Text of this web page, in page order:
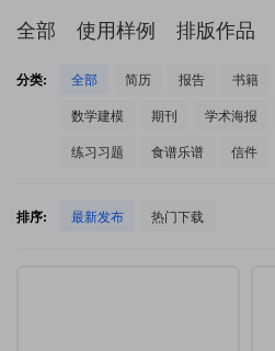
全部 使用样例 排版作品
分类: 全部 简历 报告 书籍
数学建模
期刊 学术海报
练习习题
食谱乐谱 信件
排序: 最新发布 热门下载